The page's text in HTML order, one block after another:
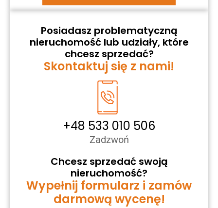
Posiadasz problematyczną
nieruchomość lub udziały, które
chcesz sprzedać?
Skontaktuj się z nami!
+48 533 010 506
Zadzwoń
Chcesz sprzedać swoją
nieruchomość?
Wypełnij formularz i zamów
darmową wycenę!